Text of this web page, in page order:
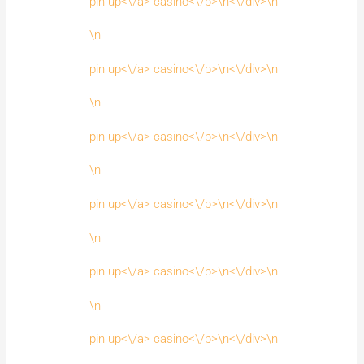
\n
pin up<\/a> casino<\/p>\n<\/div>\n
\n
pin up<\/a> casino<\/p>\n<\/div>\n
\n
pin up<\/a> casino<\/p>\n<\/div>\n
\n
pin up<\/a> casino<\/p>\n<\/div>\n
\n
pin up<\/a> casino<\/p>\n<\/div>\n